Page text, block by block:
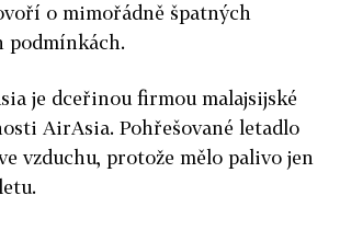
o mimořádně špatných
podmínkách.
je dceřinou firmou malajsijské
AirAsia. Pohřešované letadlo
vzduchu, protože mělo palivo jen